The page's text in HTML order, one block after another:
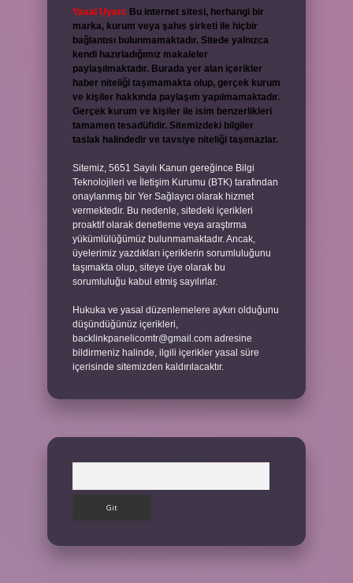
Yasal Uyarı: Bu internet sitesi, herhangi bir
marka, kurum veya şahıs şirketi ile hiçbir
bağlantısı bulunmamaktadır. Sitede yalnızca
kendi hazırladığımız makaleler
paylaşılmaktadır. Burada yer alan içerikler
haber niteliği taşımamakta olup, gerçek kurum
ve kişiler hakkında paylaşım yapılmamaktadır.
Gerçek kurum ve kişiler ile isim benzerlikleri
tamamen tesadüfidir. Sitemizdeki bilgiler
taslak halindedir ve tavsiye niteliği taşımazlar.
Sitemiz, 5651 Sayılı Kanun gereğince Bilgi
Teknolojileri ve İletişim Kurumu (BTK) tarafından
onaylanmış bir Yer Sağlayıcı olarak hizmet
vermektedir. Bu nedenle, sitedeki içerikleri
proaktif olarak denetleme veya araştırma
yükümlülüğümüz bulunmamaktadır. Ancak,
üyelerimiz yazdıkları içeriklerin sorumluluğunu
taşımakta olup, siteye üye olarak bu
sorumluluğu kabul etmiş sayılırlar.
Hukuka ve yasal düzenlemelere aykırı olduğunu
düşündüğünüz içerikleri,
backlinkpanelicomtr@gmail.com adresine
bildirmeniz halinde, ilgili içerikler yasal süre
içerisinde sitemizden kaldırılacaktır.